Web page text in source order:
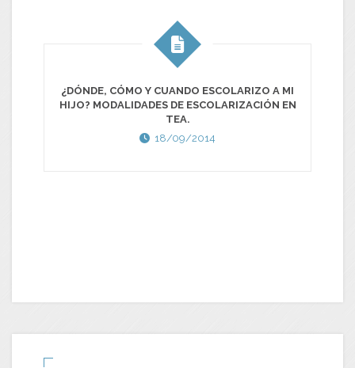
¿DÓNDE, CÓMO Y CUANDO ESCOLARIZO A MI
HIJO? MODALIDADES DE ESCOLARIZACIÓN EN
TEA.
18/09/2014